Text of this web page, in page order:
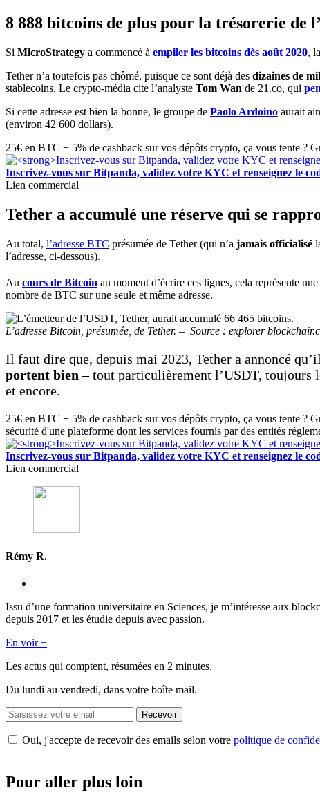
8 888 bitcoins de plus pour la trésorerie de
Si MicroStrategy a commencé à empiler les bitcoins dès août 2020,
Tether n’a toutefois pas chômé, puisque ce sont déjà des dizaines de
stablecoins. Le crypto-média cite l’analyste Tom Wan de 21.co, qui
Si cette adresse est bien la bonne, le groupe de Paolo Ardoino aurait
(environ 42 600 dollars).
25€ en BTC + 5% de cashback sur vos dépôts crypto, ça vous tente ?
Inscrivez-vous sur Bitpanda, validez votre KYC et renseignez le
Lien commercial
Tether a accumulé une réserve qui se
Au total, l’adresse BTC présumée de Tether (qui n’a jamais officialisé
l’adresse, ci-dessous).
Au cours de Bitcoin au moment d’écrire ces lignes, cela représente
nombre de BTC sur une seule et même adresse.
L’adresse Bitcoin, présumée, de Tether. – Source : explorer
Il faut dire que, depuis mai 2023, Tether a annoncé
portent bien – tout particulièrement l’USDT, toujours
et encore.
25€ en BTC + 5% de cashback sur vos dépôts crypto, ça vous tente ?
sécurité d'une plateforme dont les services fournis par des entités
Inscrivez-vous sur Bitpanda, validez votre KYC et renseignez le
Lien commercial
Rémy R.
Issu d’une formation universitaire en Sciences, je m’intéresse aux
depuis 2017 et les étudie depuis avec passion.
En voir +
Les actus qui comptent, résumées en 2 minutes.
Du lundi au vendredi, dans votre boîte mail.
Recevoir
Oui, j'accepte de recevoir des emails selon votre politique de
Pour aller plus loin